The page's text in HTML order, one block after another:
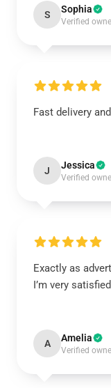
S Sophia
Verified
Fast delivery
J Jessica
Verified
Exactly as
I’m very
A Amelia
Verified